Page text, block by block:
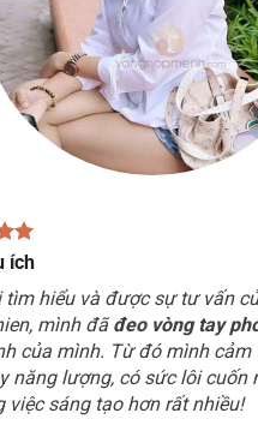
ích
tìm hiểu và được sự tư vấn
mình đã đeo vòng tay
của mình. Từ đó mình cảm
năng lượng, có sức lôi cuốn
việc sáng tạo hơn rất nhiều!